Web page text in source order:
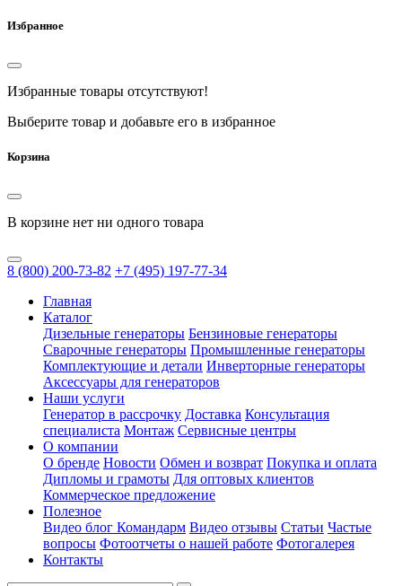
Избранное
Избранные товары отсутствуют!
Выберите товар и добавьте его в избранное
Корзина
В корзине нет ни одного товара
8 (800) 200-73-82 +7 (495) 197-77-34
Главная
Каталог
Дизельные генераторы Бензиновые генераторы
Сварочные генераторы Промышленные генераторы
Комплектующие и детали Инверторные генераторы
Аксессуары для генераторов
Наши услуги
Генератор в рассрочку Доставка Консультация
специалиста Монтаж Сервисные центры
О компании
О бренде Новости Обмен и возврат Покупка и оплата
Дипломы и грамоты Для оптовых клиентов
Коммерческое предложение
Полезное
Видео блог Командарм Видео отзывы Статьи Частые
вопросы Фотоотчеты о нашей работе Фотогалерея
Контакты